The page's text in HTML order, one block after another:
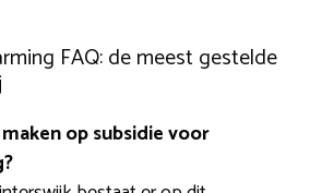
FAQ: de meest gestelde
op subsidie voor